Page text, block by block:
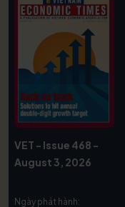
VET - Issue 468 -
August 3, 2026
Ngày phát hành: